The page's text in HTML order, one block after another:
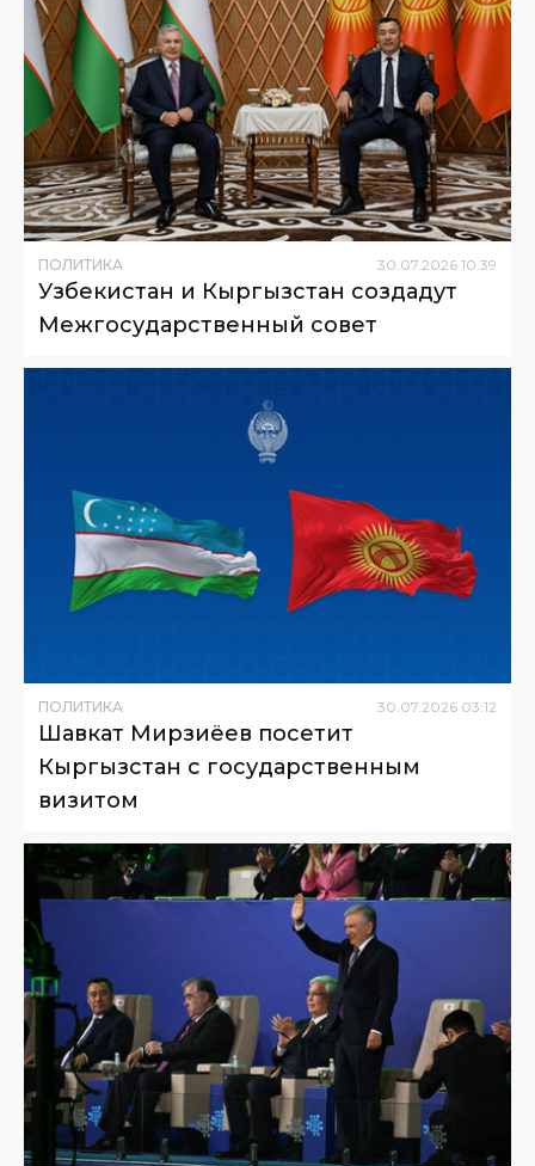
ПОЛИТИКА 30 07 2026 10:39
Узбекистан и Кыргызстан создадут
Межгосударственный совет
ПОЛИТИКА 30 07 2026 03:12
Шавкат Мирзиёев посетит
Кыргызстан с государственным
визитом